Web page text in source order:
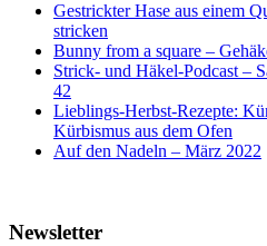
Gestrickter Hase aus einem
stricken
Bunny from a square –
Strick- und Häkel-Podcast –
42
Lieblings-Herbst-Rezepte:
Kürbismus aus dem Ofen
Auf den Nadeln – März 2022
Newsletter